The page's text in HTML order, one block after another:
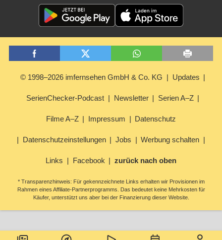
© 1998–2026 imfernsehen GmbH & Co. KG Updates
SerienChecker-Podcast Newsletter Serien A–Z
Filme A–Z Impressum Datenschutz
Datenschutzeinstellungen Jobs Werbung schalten
Links Facebook zurück nach oben
* Transparenzhinweis: Für gekennzeichnete Links erhalten wir Provisionen im
Rahmen eines Affiliate-Partnerprogramms. Das bedeutet keine Mehrkosten für
Käufer, unterstützt uns aber bei der Finanzierung dieser Website.